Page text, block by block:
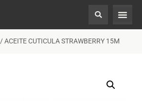
/ ACEITE CUTICULA STRAWBERRY 15M